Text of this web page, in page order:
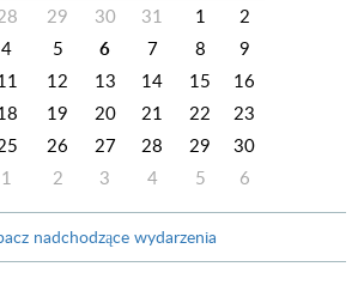
29 30 31 1
2
4 5 6 7 8
9
12 13 14 15
16
19 20 21 22
23
26 27 28 29
30
1 2 3 4 5 6
nadchodzące wydarzenia